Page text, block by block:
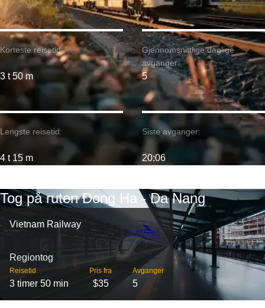
Korteste reisetid:
3 t 50 m
Lengste reisetid:
4 t 15 m
Gjennomsnittlige daglige
avganger:
5
Siste avganger:
20:06
Tog på ruten Dong Ha - Da Nang
Vietnam Railway
Regiontog
Reisetid
3 timer 50 min
Pris fra
$35
Avganger
5